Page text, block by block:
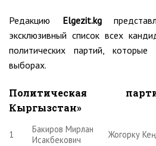
Редакцию Elgezit.kg
эксклюзивный список всех
политических партий,
выборах.
Политическая
Кыргызстан»
1
Бакиров Мирлан
Исакбекович
Жогорку